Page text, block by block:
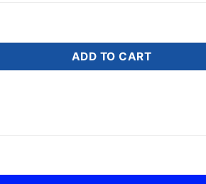
SCM822RCH quantity
ADD TO CART